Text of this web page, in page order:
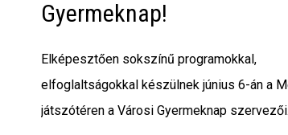
Városunkról
Sport
Gyermeknap!
Elképesztően sokszínű programokkal,
elfoglaltságokkal készülnek június 6-án a
játszótéren a Városi Gyermeknap